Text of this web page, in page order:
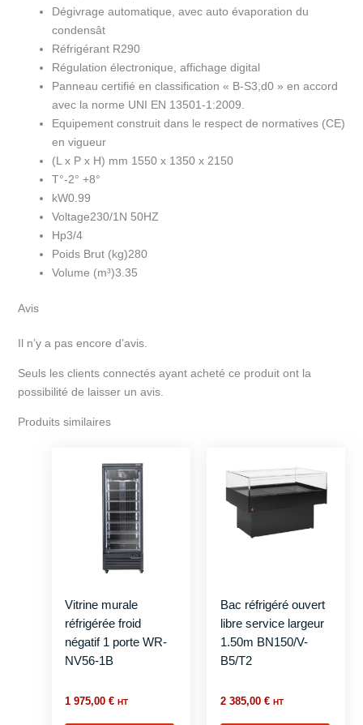
Dégivrage automatique, avec auto évaporation du
condensât
Réfrigérant R290
Régulation électronique, affichage digital
Panneau certifié en classification « B-S3,d0 » en accord
avec la norme UNI EN 13501-1:2009.
Equipement construit dans le respect de normatives (CE)
en vigueur
(L x P x H) mm 1550 x 1350 x 2150
T°-2° +8°
kW0.99
Voltage230/1N 50HZ
Hp3/4
Poids Brut (kg)280
Volume (m³)3.35
Avis
Il n’y a pas encore d’avis.
Seuls les clients connectés ayant acheté ce produit ont la
possibilité de laisser un avis.
Produits similaires
Vitrine murale
réfrigérée froid
négatif 1 porte WR-
NV56-1B
1 975,00€ HT
Bac réfrigéré ouvert
libre service largeur
1.50m BN150/V-
B5/T2
2 385,00 € HT